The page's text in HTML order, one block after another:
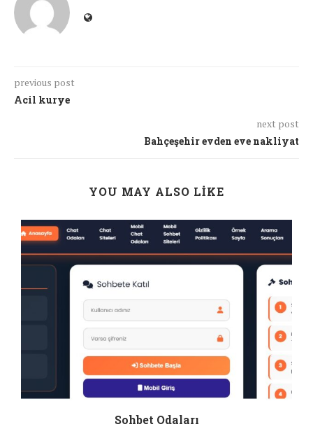
previous post
Acil kurye
next post
Bahçeşehir evden eve nakliyat
YOU MAY ALSO LIKE
Sohbet Odaları